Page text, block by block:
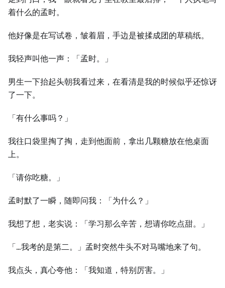
着什么的孟时。
他好像是在写试卷，皱着眉，手边是被揉成团的草稿纸。
我轻声叫他一声：「孟时。」
男生一下抬起头朝我看过来，在看清是我的时候似乎还惊讶
了一下。
「有什么事吗？」
我往口袋里掏了掏，走到他面前，拿出几颗糖放在他桌面
上。
「请你吃糖。」
孟时默了一瞬，随即问我：「为什么？」
我想了想，老实说：「学习那么辛苦，想请你吃点甜。」
「…我考的是第二。」孟时突然牛头不对马嘴地来了句。
我点头，真心夸他：「我知道，特别厉害。」